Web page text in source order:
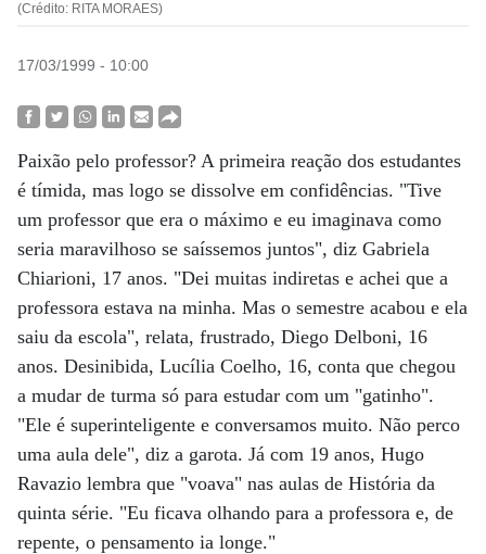
(Crédito: RITA MORAES)
17/03/1999 - 10:00
Paixão pelo professor? A primeira reação dos estudantes
é tímida, mas logo se dissolve em confidências. "Tive
um professor que era o máximo e eu imaginava como
seria maravilhoso se saíssemos juntos", diz Gabriela
Chiarioni, 17 anos. "Dei muitas indiretas e achei que a
professora estava na minha. Mas o semestre acabou e ela
saiu da escola", relata, frustrado, Diego Delboni, 16
anos. Desinibida, Lucília Coelho, 16, conta que chegou
a mudar de turma só para estudar com um "gatinho".
"Ele é superinteligente e conversamos muito. Não perco
uma aula dele", diz a garota. Já com 19 anos, Hugo
Ravazio lembra que "voava" nas aulas de História da
quinta série. "Eu ficava olhando para a professora e, de
repente, o pensamento ia longe."